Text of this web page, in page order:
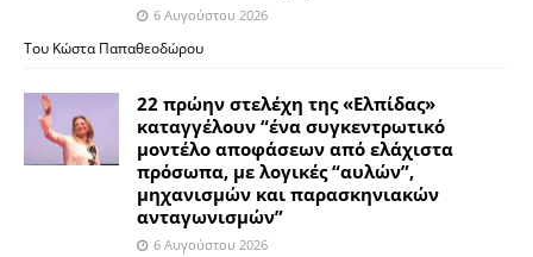
6 Αυγούστου 2026
Του Κώστα Παπαθεοδώρου
22 πρώην στελέχη της «Ελπίδας»
καταγγέλουν “ένα συγκεντρωτικό
μοντέλο αποφάσεων από ελάχιστα
πρόσωπα, με λογικές “αυλών”,
μηχανισμών και παρασκηνιακών
ανταγωνισμών”
6 Αυγούστου 2026